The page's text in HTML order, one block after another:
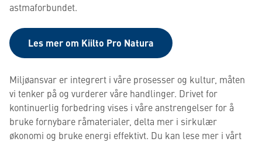
astmaforbundet.
Les mer om Kiilto Pro Natura
Miljøansvar er integrert i våre prosesser og kultur, måten
vi tenker på og vurderer våre handlinger. Drivet for
kontinuerlig forbedring vises i våre anstrengelser for å
bruke fornybare råmaterialer, delta mer i sirkulær
økonomi og bruke energi effektivt. Du kan lese mer i vårt